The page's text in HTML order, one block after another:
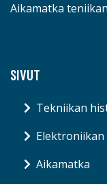
Aikamatka
SIVUT
Tekniikan
Aikamatka